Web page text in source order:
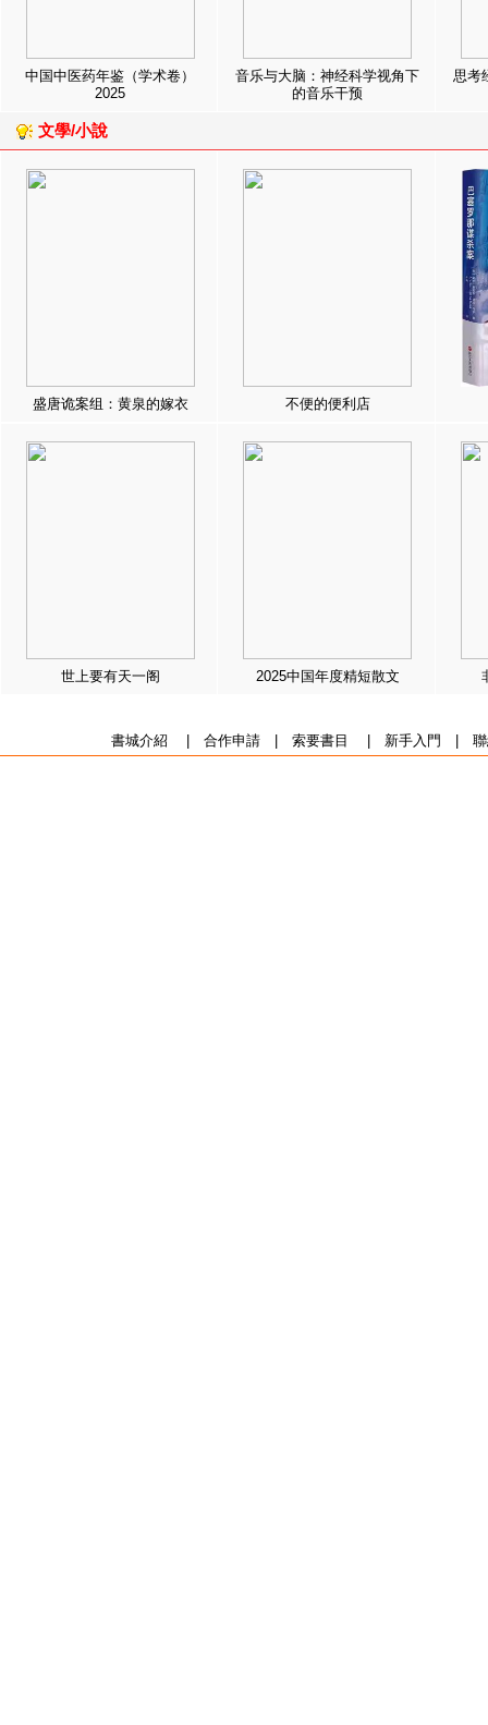
中国中医药年鉴（学术卷）
2025
音乐与大脑：神经科学视角下
的音乐干预
思考
文學/小說
盛唐诡案组：黄泉的嫁衣 不便的便利店
世上要有天一阁 2025中国年度精短散文
書城介紹 合作申請| 索要書目 新手入門